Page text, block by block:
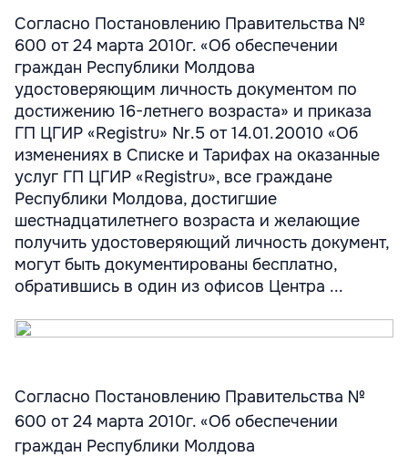
Согласно Постановлению Правительства №
600 от 24 марта 2010г. «Об обеспечении
граждан Республики Молдова
удостоверяющим личность документом по
достижению 16-летнего возраста» и приказа
ГП ЦГИР «Registru» Nr.5 от 14.01.20010 «Об
изменениях в Списке и Тарифах на оказанные
услуг ГП ЦГИР «Registru», все граждане
Республики Молдова, достигшие
шестнадцатилетнего возраста и желающие
получить удостоверяющий личность документ,
могут быть документированы бесплатно,
обратившись в один из офисов Центра ...
Согласно Постановлению Правительства №
600 от 24 марта 2010г. «Об обеспечении
граждан Республики Молдова